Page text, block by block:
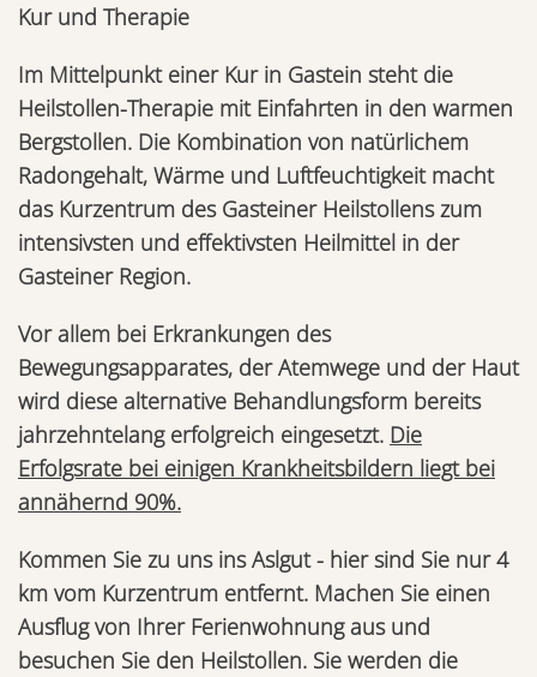
Kur und Therapie
Im Mittelpunkt einer Kur in Gastein steht die
Heilstollen-Therapie mit Einfahrten in den warmen
Bergstollen. Die Kombination von natürlichem
Radongehalt, Wärme und Luftfeuchtigkeit macht
das Kurzentrum des Gasteiner Heilstollens zum
intensivsten und effektivsten Heilmittel in der
Gasteiner Region.
Vor allem bei Erkrankungen des
Bewegungsapparates, der Atemwege und der Haut
wird diese alternative Behandlungsform bereits
jahrzehntelang erfolgreich eingesetzt. Die
Erfolgsrate bei einigen Krankheitsbildern liegt bei
annähernd 90%.
Kommen Sie zu uns ins Aslgut - hier sind Sie nur 4
km vom Kurzentrum entfernt. Machen Sie einen
Ausflug von Ihrer Ferienwohnung aus und
besuchen Sie den Heilstollen. Sie werden die